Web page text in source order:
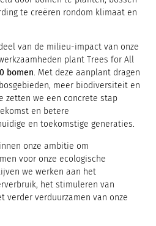
te creëren rondom klimaat en
van de milieu-impact van onze
plant Trees for All
bomen. Met deze aanplant dragen
meer biodiversiteit en
zetten we een concrete stap
en betere
en toekomstige generaties.
onze ambitie om
voor onze ecologische
we werken aan het
het stimuleren van
verder verduurzamen van onze